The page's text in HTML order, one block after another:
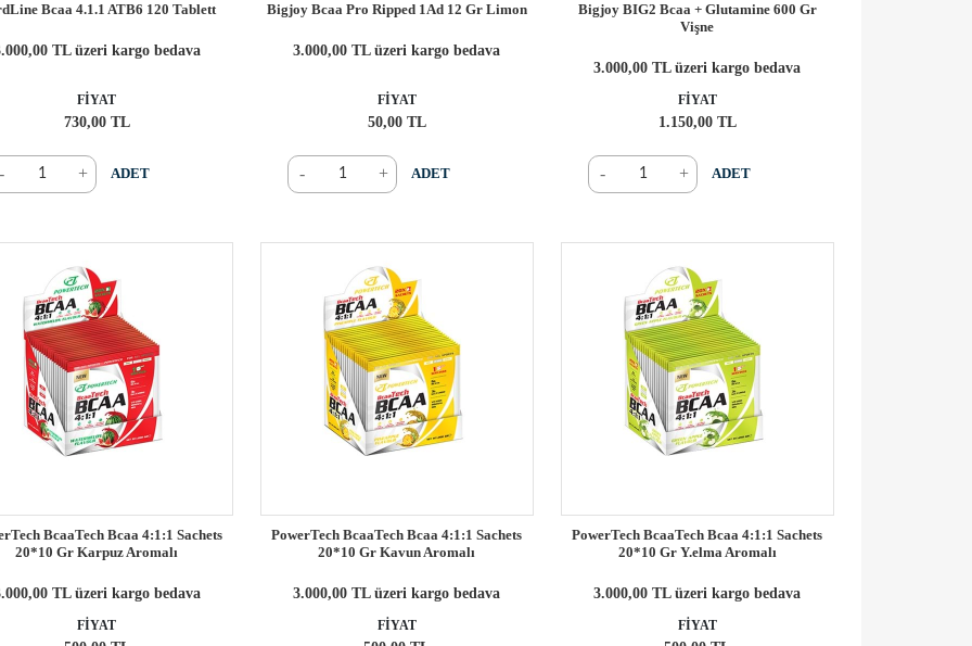
Bcaa 4.1.1 ATB6 120 Tablett
TL üzeri kargo bedava
FİYAT
730,00 TL
- + ADET
Bigjoy Bcaa Pro Ripped 1Ad 12 Gr Limon
3.000,00 TL üzeri kargo bedava
FİYAT
50,00 TL
- + ADET
Bigjoy BIG2 Bcaa + Glutamine 600 Gr
Vişne
3.000,00 TL üzeri kargo bedava
FİYAT
1.150,00 TL
- + ADET
BcaaTech Bcaa 4:1:1 Sachets
20*10 Gr Karpuz Aromalı
TL üzeri kargo bedava
FİYAT
PowerTech BcaaTech Bcaa 4:1:1 Sachets
20*10 Gr Kavun Aromalı
3.000,00 TL üzeri kargo bedava
FİYAT
PowerTech BcaaTech Bcaa 4:1:1 Sachets
20*10 Gr Y.elma Aromalı
3.000,00 TL üzeri kargo bedava
FİYAT